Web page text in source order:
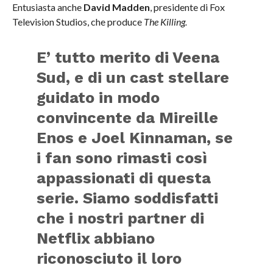
Entusiasta anche David Madden, presidente di Fox
Television Studios, che produce The Killing.
E’ tutto merito diVeena
Sud, e di un cast stellare
guidato in modo
convincente da Mireille
Enos e Joel Kinnaman, se
i fan sono rimasti così
appassionati di questa
serie. Siamo soddisfatti
che i nostri partner di
Netflix abbiano
riconosciuto il loro